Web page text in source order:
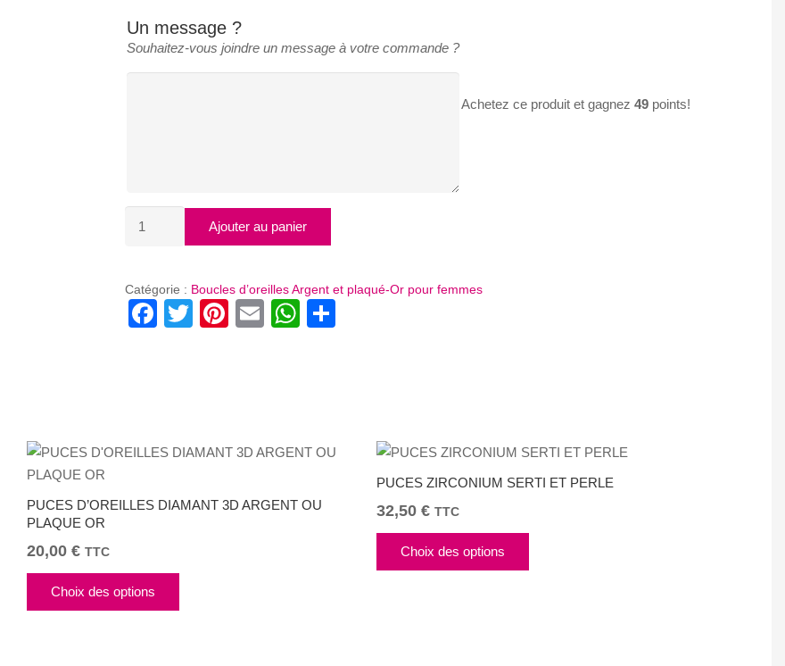
Un message ?
Souhaitez-vous joindre un message à votre commande ?
Achetez ce produit et gagnez 49points!
COURONNE
Ajouter au panier
Catégorie : Boucles d’oreilles Argent et plaqué-Or pour femmes
Facebook
TwitterPinterest
EmailWhatsApp
PUCES D’OREILLES DIAMANT 3D ARGENT OU
PLAQUE OR
20,00 € TTC
Choix des options
PUCES ZIRCONIUM SERTI ET PERLE
32,50 € TTC
Choix des options